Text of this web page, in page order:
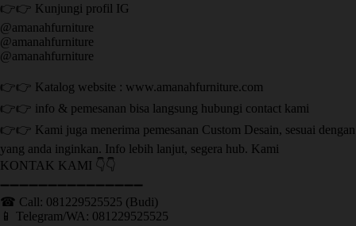
👉👉 Kunjungi profil IG
@amanahfurniture
@amanahfurniture
@amanahfurniture
👉👉 Katalog website : www.amanahfurniture.com
👉👉 info & pemesanan bisa langsung hubungi contact kami
👉👉 Kami juga menerima pemesanan Custom Desain, sesuai dengan
yang anda inginkan. Info lebih lanjut, segera hub. Kami
KONTAK KAMI 👇👇
➖➖➖➖➖➖➖➖➖➖➖➖➖➖➖ ㅤ
☎ Call: 081229525525 (Budi)
📱 Telegram/WA: 081229525525